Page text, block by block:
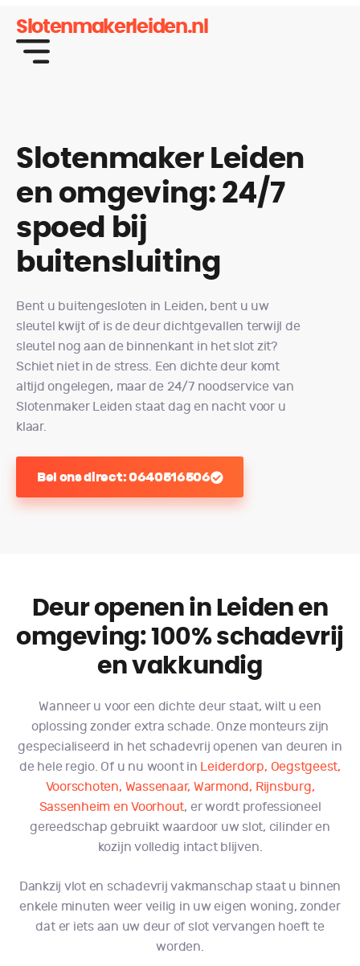
Slotenmakerleiden.nl
Slotenmaker Leiden
en omgeving: 24/7
spoed bij
buitensluiting
Bent u buitengesloten in Leiden, bent u uw
sleutel kwijt of is de deur dichtgevallen terwijl de
sleutel nog aan de binnenkant in het slot zit?
Schiet niet in de stress. Een dichte deur komt
altijd ongelegen, maar de 24/7 noodservice van
Slotenmaker Leiden staat dag en nacht voor u
klaar.
Bel ons direct: 0640516506
Deur openen in Leiden en
omgeving: 100% schadevrij
en vakkundig
Wanneer u voor een dichte deur staat, wilt u een
oplossing zonder extra schade. Onze monteurs zijn
gespecialiseerd in het schadevrij openen van deuren in
de hele regio. Of u nu woont in Leiderdorp, Oegstgeest,
Voorschoten, Wassenaar, Warmond, Rijnsburg,
Sassenheim en Voorhout, er wordt professioneel
gereedschap gebruikt waardoor uw slot, cilinder en
kozijn volledig intact blijven.
Dankzij vlot en schadevrij vakmanschap staat u binnen
enkele minuten weer veilig in uw eigen woning, zonder
dat er iets aan uw deur of slot vervangen hoeft te
worden.